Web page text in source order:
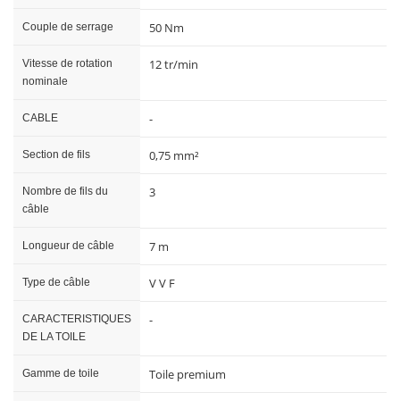
Couple de serrage 50 Nm
Vitesse de rotation
nominale
12 tr/min
CABLE -
Section de fils 0,75 mm²
Nombre de fils du
câble
3
Longueur de câble 7 m
Type de câble V V F
CARACTERISTIQUES
DE LA TOILE
-
Gamme de toile Toile premium